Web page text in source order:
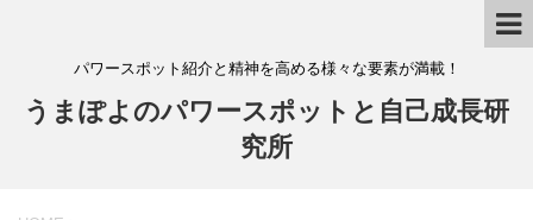
パワースポット紹介と精神を高める様々な要素が満載！
うまぽよのパワースポットと自己成長研
究所